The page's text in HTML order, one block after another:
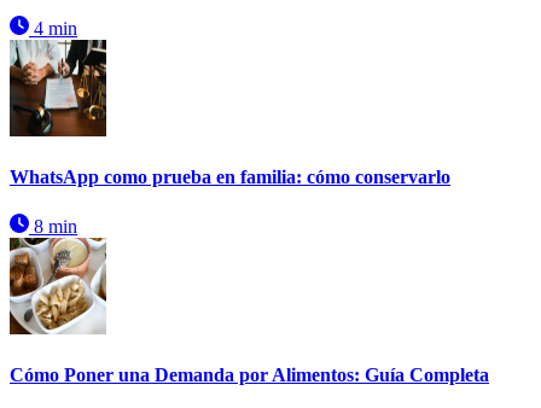
4 min
WhatsApp como prueba en familia: cómo conservarlo
8 min
Cómo Poner una Demanda por Alimentos: Guía Completa